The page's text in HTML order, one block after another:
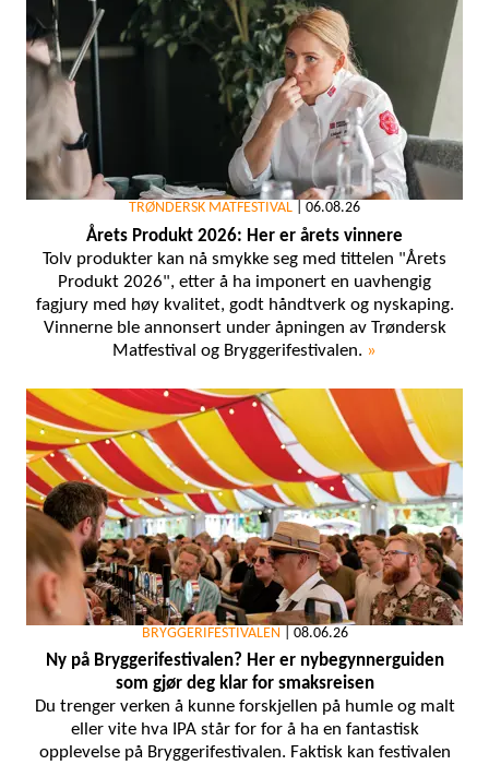
TRØNDERSK MATFESTIVAL 06.08.26
Årets Produkt 2026: Her er årets vinnere
Tolv produkter kan nå smykke seg med tittelen "Årets
Produkt 2026", etter å ha imponert en uavhengig
fagjury med høy kvalitet, godt håndtverk og nyskaping.
Vinnerne ble annonsert under åpningen av Trøndersk
Matfestival og Bryggerifestivalen. »
BRYGGERIFESTIVALEN 08.06.26
Ny på Bryggerifestivalen? Her er nybegynnerguiden
som gjør deg klar for smaksreisen
Du trenger verken å kunne forskjellen på humle og malt
eller vite hva IPA står for for å ha en fantastisk
opplevelse på Bryggerifestivalen. Faktisk kan festivalen